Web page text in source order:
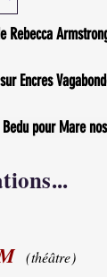
Rebecca Armstrong
Encres
pour Mare
(théâtre)